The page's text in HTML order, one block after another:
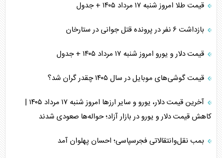
قیمت طلا امروز شنبه ۱۷ مرداد ۱۴۰۵ + جدول
بازداشت ۶ نفر در پرونده قتل جوانی در ستارخان
قیمت دلار و یورو امروز شنبه ۱۷ مرداد ۱۴۰۵ + جدول
قیمت گوشی‌های موبایل در سال ۱۴۰۵ چقدر گران شد؟
آخرین قیمت دلار، یورو و سایر ارز‌ها امروز شنبه ۱۷ مرداد ۱۴۰۵ |
کاهش قیمت دلار و یورو در بازار آزاد؛ حواله‌ها صعودی شدند
بمب نقل‌وانتقالاتی فجرسپاسی؛ احسان پهلوان آمد